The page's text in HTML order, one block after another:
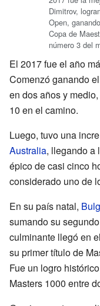
Dimitrov,
Open,
Copa de
número 3 del
El 2017 fue el año
Comenzó ganando
en dos años y
10 en el camino.
Luego, tuvo una
Australia, llegando a
épico de casi cinco
considerado uno de
En su país natal,
sumando su
culminante llegó en el
su primer título de
Fue un logro
Masters 1000 entre